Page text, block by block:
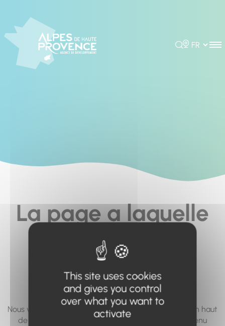
Rechercher
Choisir la
La page a laquelle
vous cherchez à
accéder n'existe
pas... ou plus.
Nous vous invitons à utiliser le moteur de recherche en haut
de page, ou à utiliser le menu pour trouver le contenu
This site uses cookies
and gives you control
over what you want to
activate